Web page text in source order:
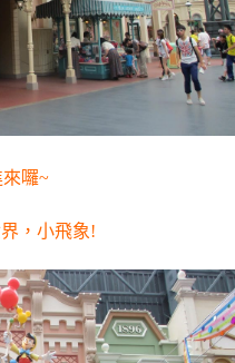
囉~
，小飛象!